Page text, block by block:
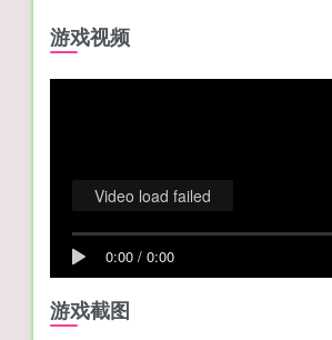
游戏视频
0:00 / 0:00
Video load failed
游戏截图